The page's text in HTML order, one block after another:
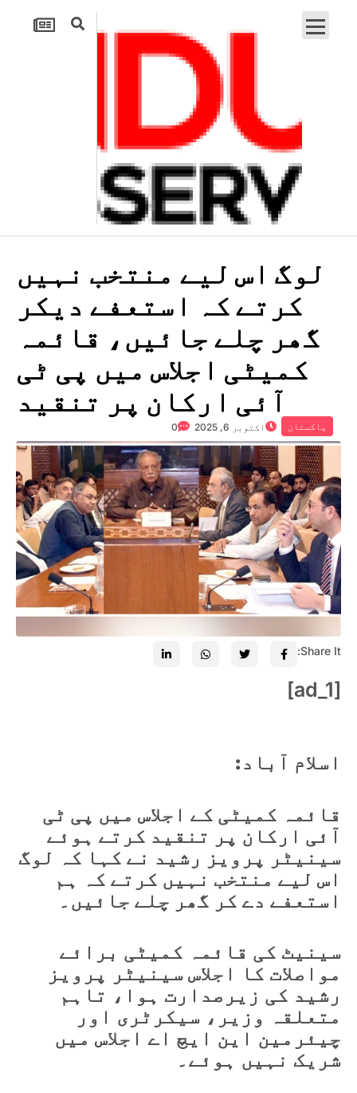
لوگ اس لیے منتخب نہیں
کرتے کہ استعفے دیکر
گھر چلے جائیں، قائمہ
کمیٹی اجلاس میں پی ٹی
آئی ارکان پر تنقید
پاکستان اکتوبر 6, 2025 0
Share It:
[ad_1]
اسلام آباد:
قائمہ کمیٹی کے اجلاس میں پی ٹی
آئی ارکان پر تنقید کرتے ہوئے
سینیٹر پرویز رشید نے کہا کہ لوگ
اس لیے منتخب نہیں کرتے کہ ہم
استعفے دے کر گھر چلے جائیں۔
سینیٹ کی قائمہ کمیٹی برائے
مواصلات کا اجلاس سینیٹر پرویز
رشید کی زیرصدارت ہوا، تاہم
متعلقہ وزیر، سیکرٹری اور
چیئرمین این ایچ اے اجلاس میں
شریک نہیں ہوئے۔